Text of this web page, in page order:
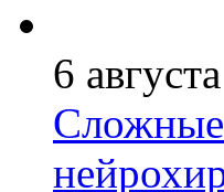
6
Сложные